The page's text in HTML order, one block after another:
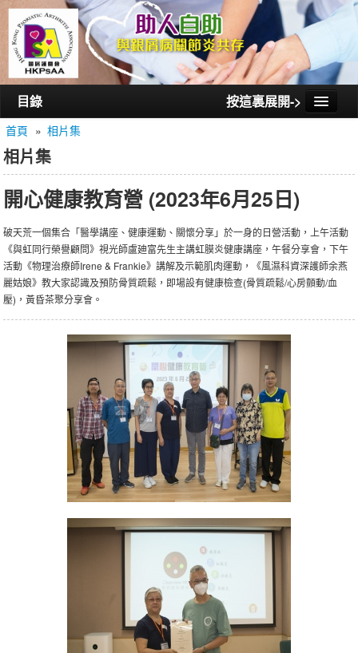
目錄 按這裏展開->
首頁
認識銀屑護關會
認識銀屑關節炎
活動/講座
會員通訊
相片集
聯絡我們
首頁 » 相片集
相片集
開心健康教育營 (2023年6月25日)
破天荒一個集合「醫學講座、健康運動、關懷分享」於一身的日營活動，上午活動
《與虹同行榮譽顧問》視光師盧廸富先生主講虹膜炎健康講座，午餐分享會，下午
活動《物理治療師Irene & Frankie》講解及示範肌肉運動，《風濕科資深護師余燕
麗姑娘》教大家認識及預防骨質疏鬆，即場設有健康檢查(骨質疏鬆/心房顫動/血
壓)，黃昏茶聚分享會。